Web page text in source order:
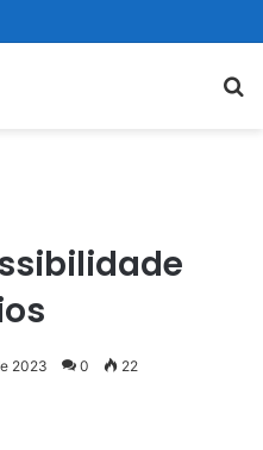
2023 0 22